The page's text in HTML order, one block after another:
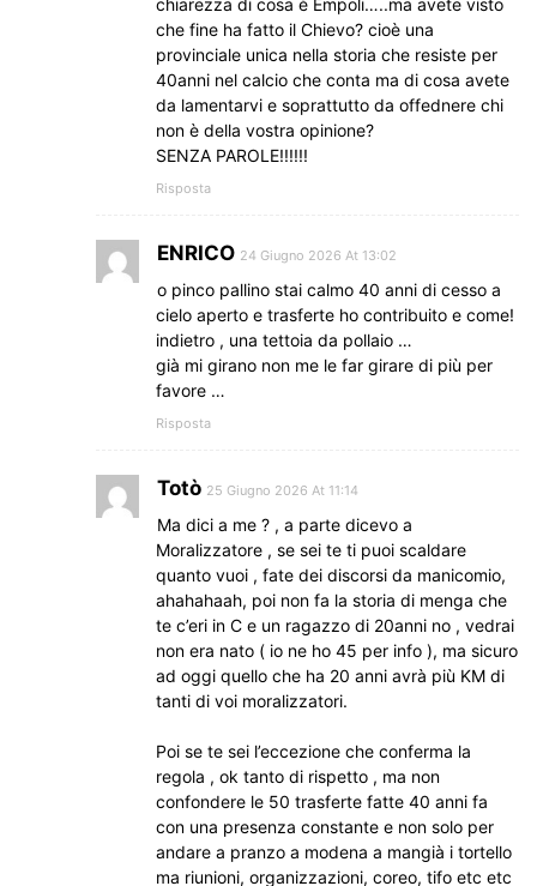
chiarezza di cosa è Empoli…..ma avete visto
che fine ha fatto il Chievo? cioè una
provinciale unica nella storia che resiste per
40anni nel calcio che conta ma di cosa avete
da lamentarvi e soprattutto da offednere chi
non è della vostra opinione?
SENZA PAROLE!!!!!!
Risposta
ENRICO 24 Giugno 2026 At 13:02
o pinco pallino stai calmo 40 anni di cesso a
cielo aperto e trasferte ho contribuito e come!
indietro , una tettoia da pollaio …
già mi girano non me le far girare di più per
favore …
Risposta
Totò 25 Giugno 2026 At 11:14
Ma dici a me ? , a parte dicevo a
Moralizzatore , se sei te ti puoi scaldare
quanto vuoi , fate dei discorsi da manicomio,
ahahahaah, poi non fa la storia di menga che
te c’eri in C e un ragazzo di 20anni no , vedrai
non era nato ( io ne ho 45 per info ), ma sicuro
ad oggi quello che ha 20 anni avrà più KM di
tanti di voi moralizzatori.
Poi se te sei l’eccezione che conferma la
regola , ok tanto di rispetto , ma non
confondere le 50 trasferte fatte 40 anni fa
con una presenza constante e non solo per
andare a pranzo a modena a mangià i tortello
ma riunioni, organizzazioni, coreo, tifo etc etc